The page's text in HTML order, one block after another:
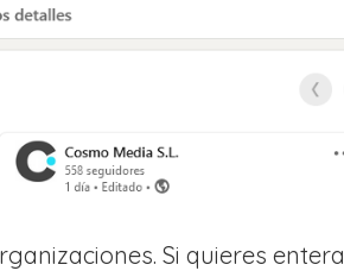
Si quieres